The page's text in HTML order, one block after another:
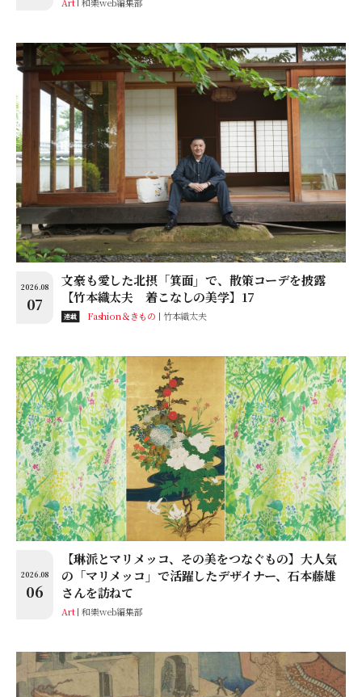
2026.08
07
文豪も愛した北摂「箕面」で、散策コーデを披露
【竹本織太夫 着こなしの美学】17
連載 Fashion＆きもの 竹本織太夫
2026.08
06
【琳派とマリメッコ、その美をつなぐもの】大人気
の「マリメッコ」で活躍したデザイナー、石本藤雄
さんを訪ねて
Art 和樂web編集部